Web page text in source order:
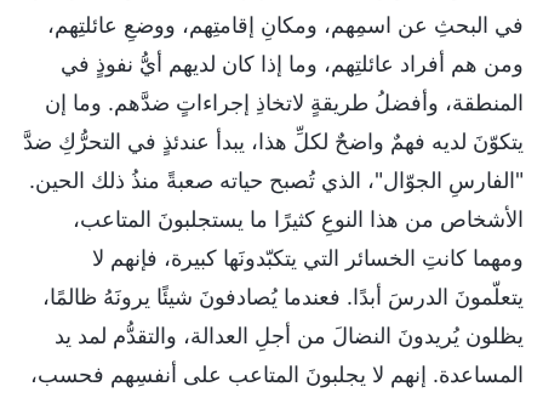
في البحثِ عن اسمِهم، ومكانِ إقامتِهم، ووضعِ عائلتِهم،
ومن هم أفراد عائلتِهم، وما إذا كان لديهم أيُّ نفوذٍ في
المنطقة، وأفضلُ طريقةٍ لاتخاذِ إجراءاتٍ ضدَّهم. وما إن
يتكوّنَ لديه فهمٌ واضحٌ لكلِّ هذا، يبدأ عندئذٍ في التحرُّكِ ضدَّ
"الفارسِ الجوّال"، الذي تُصبح حياته صعبةً منذُ ذلك الحين.
الأشخاص من هذا النوعِ كثيرًا ما يستجلبونَ المتاعب،
ومهما كانتِ الخسائر التي يتكبّدونَها كبيرة، فإنهم لا
يتعلّمونَ الدرسَ أبدًا. فعندما يُصادفونَ شيئًا يرونَهُ ظالمًا،
يظلون يُريدونَ النضالَ من أجلِ العدالة، والتقدُّم لمد يد
المساعدة. إنهم لا يجلبونَ المتاعب على أنفسِهم فحسب،